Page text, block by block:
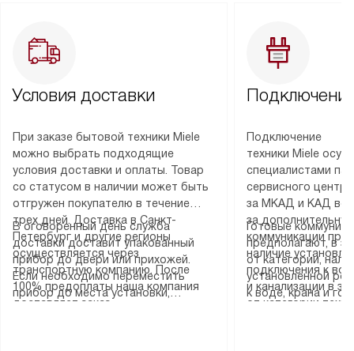
Условия доставки
При заказе бытовой техники Miele
можно выбрать подходящие
условия доставки и оплаты. Товар
со статусом в наличии может быть
отгружен покупателю в течение
трех дней. Доставка в Санкт-
Петербург и другие регионы
осуществляется через
транспортную компанию. После
100% предоплаты наша компания
доставляет заказ
В оговоренный день служба
доставки доставит упакованный
прибор до двери или прихожей.
Если необходимо переместить
прибор до места установки,
Подключение
техники Miele
специалистами
сервисного
за МКАД и КАД
за
коммуникации
наличие
подключения к
и канализации в
от категории
Готовые
предполагают, в
от категории,
установленной
к воде, крана и